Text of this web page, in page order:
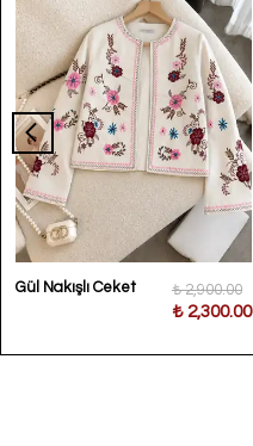
Gül Nakışlı Ceket ₺ 2,900.00
₺ 2,300.00